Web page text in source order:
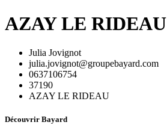
AZAY LE RIDEAU
Julia Jovignot
julia.jovignot@groupebayard.com
0637106754
37190
AZAY LE RIDEAU
Découvrir Bayard